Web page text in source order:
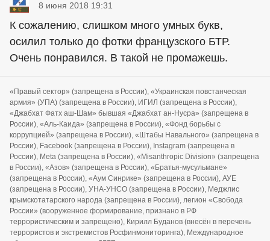
8 июня 2018 19:31
К сожалению, слишком много умных букв,
осилил только до фотки французского БТР.
Очень понравился. В такой не промажешь.
«Правый сектор» (запрещена в России), «Украинская повстанческая
армия» (УПА) (запрещена в России), ИГИЛ (запрещена в России),
«Джабхат Фатх аш-Шам» бывшая «Джабхат ан-Нусра» (запрещена в
России), «Аль-Каида» (запрещена в России), «Фонд борьбы с
коррупцией» (запрещена в России), «Штабы Навального» (запрещена в
России), Facebook (запрещена в России), Instagram (запрещена в
России), Meta (запрещена в России), «Misanthropic Division» (запрещена
в России), «Азов» (запрещена в России), «Братья-мусульмане»
(запрещена в России), «Аум Синрике» (запрещена в России), АУЕ
(запрещена в России), УНА-УНСО (запрещена в России), Меджлис
крымскотатарского народа (запрещена в России), легион «Свобода
России» (вооруженное формирование, признано в РФ
террористическим и запрещено), Кирилл Буданов (внесён в перечень
террористов и экстремистов Росфинмониторинга), Международное